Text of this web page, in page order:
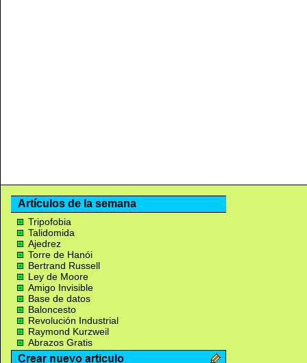
Artículos de la semana
Tripofobia
Talidomida
Ajedrez
Torre de Hanói
Bertrand Russell
Ley de Moore
Amigo Invisible
Base de datos
Baloncesto
Revolución Industrial
Raymond Kurzweil
Abrazos Gratis